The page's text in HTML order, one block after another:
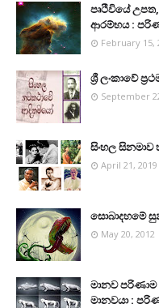
පෘථිවියේ
ආරම්භය :
February 15,
ශ්‍රී ලංකාවේ
September
සිංහල
April 21, 2019
සොබාදහමේ
May 20, 2012
මානව පරිණාම
මානවයා :